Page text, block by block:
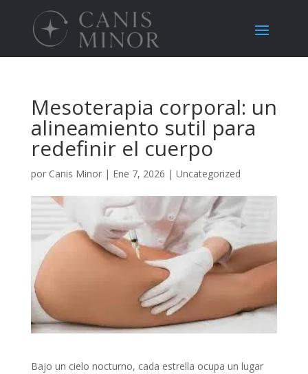
Mesoterapia corporal: un
alineamiento sutil para
redefinir el cuerpo
por Canis Minor| Ene 7, 2026 | Uncategorized
Bajo un cielo nocturno, cada estrella ocupa un lugar